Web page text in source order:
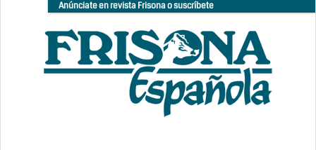
Anúnciate en revista Frisona o suscríbete